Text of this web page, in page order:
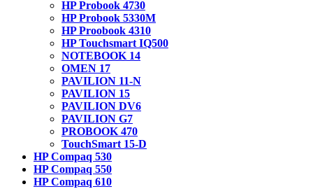
HP Probook 4730
HP Probook 5330M
HP Proobook 4310
HP Touchsmart IQ500
NOTEBOOK 14
OMEN 17
PAVILION 11-N
PAVILION 15
PAVILION DV6
PAVILION G7
PROBOOK 470
TouchSmart 15-D
HP Compaq 530
HP Compaq 550
HP Compaq 610